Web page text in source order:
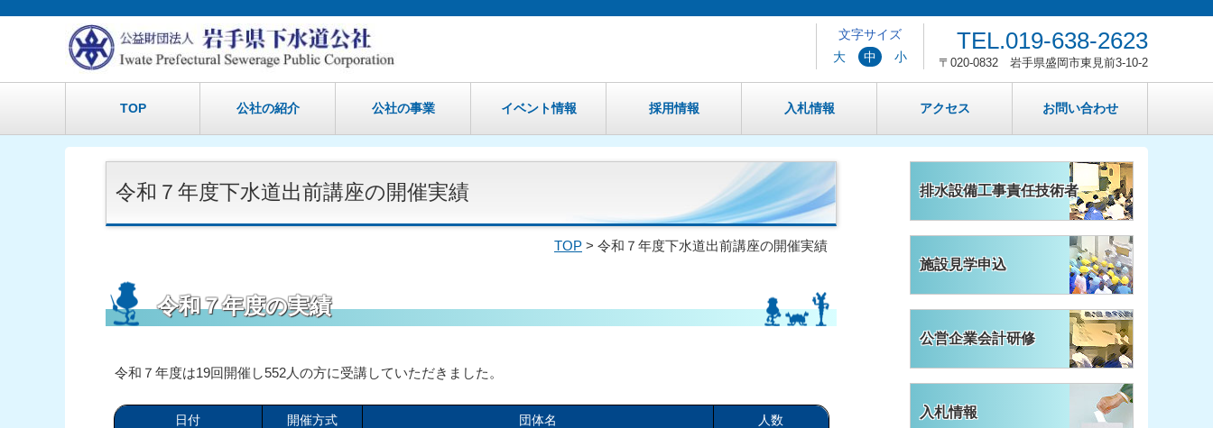
TEL.019-638-2623
〒020-0832 岩手県盛岡市東見前3-10-2
文字サイズ
大
中 小
TOP 公社の紹介 公社の事業 イベント情報 採用情報 入札情報 アクセス お問い合わせ
令和７年度下水道出前講座の開催実績
TOP > 令和７年度下水道出前講座の開催実績
令和７年度の実績
令和７年度は19回開催し552人の方に受講していただきました。
日付 開催方式 団体名 人数
排水設備工事責任技術者
施設見学申込
公営企業会計研修
入札情報